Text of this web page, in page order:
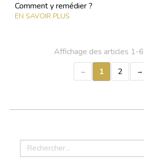
Comment y remédier ?
EN SAVOIR PLUS
Affichage des articles 1-
1
2
Rechercher